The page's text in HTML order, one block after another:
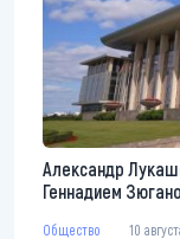
Александр
Геннадием
Общество 10